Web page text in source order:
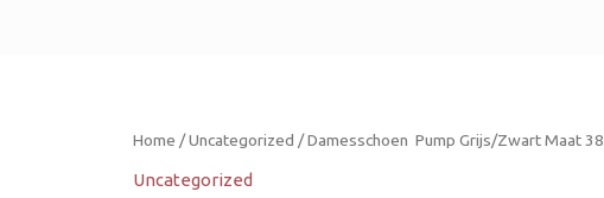
Home /Uncategorized / Damesschoen  Pump Grijs/Zwart Maat 38
Uncategorized